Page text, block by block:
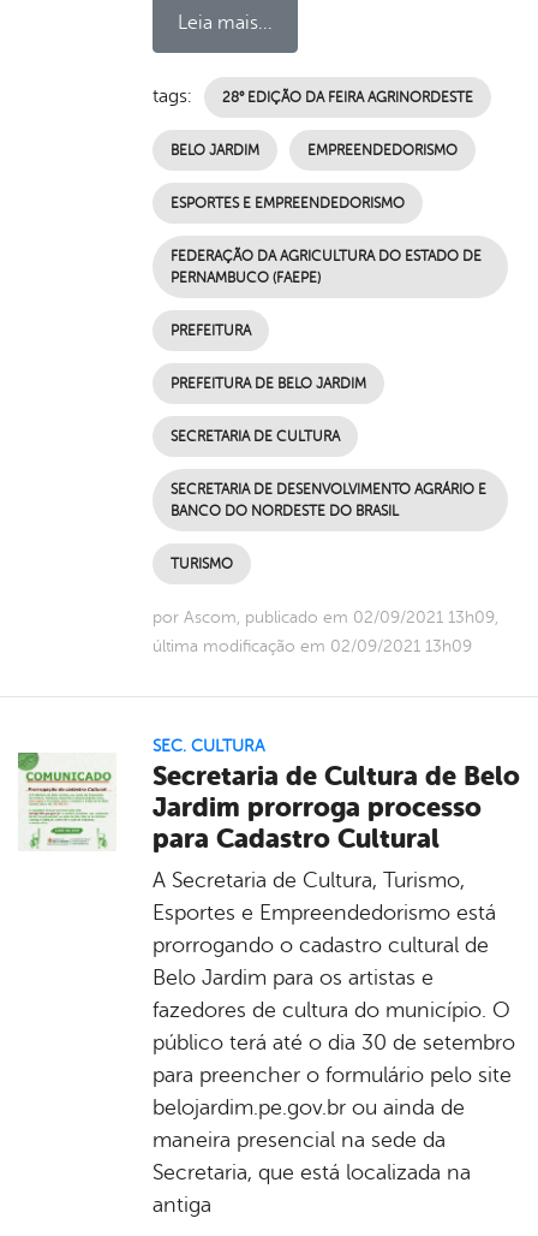
Leia mais...
tags: 28° EDIÇÃO DA FEIRA AGRINORDESTE
BELO JARDIM EMPREENDEDORISMO
ESPORTES E EMPREENDEDORISMO
FEDERAÇÃO DA AGRICULTURA DO ESTADO DE
PERNAMBUCO (FAEPE)
PREFEITURA
PREFEITURA DE BELO JARDIM
SECRETARIA DE CULTURA
SECRETARIA DE DESENVOLVIMENTO AGRÁRIO E
BANCO DO NORDESTE DO BRASIL
TURISMO
por Ascom, publicado em 02/09/2021 13h09,
última modificação em 02/09/2021 13h09
SEC. CULTURA
Secretaria de Cultura de Belo
Jardim prorroga processo
para Cadastro Cultural
A Secretaria de Cultura, Turismo,
Esportes e Empreendedorismo está
prorrogando o cadastro cultural de
Belo Jardim para os artistas e
fazedores de cultura do município. O
público terá até o dia 30 de setembro
para preencher o formulário pelo site
belojardim.pe.gov.br ou ainda de
maneira presencial na sede da
Secretaria, que está localizada na
antiga